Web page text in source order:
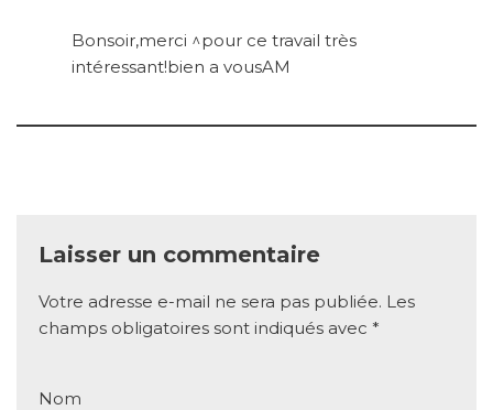
Bonsoir,merci ^pour ce travail très
intéressant!bien a vousAM
Laisser un commentaire
Votre adresse e-mail ne sera pas publiée. Les
champs obligatoires sont indiqués avec *
Nom